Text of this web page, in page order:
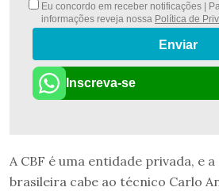
Eu concordo em receber notificações |
informações reveja nossa Política de
Enviar
Inscreva-se
A CBF é uma entidade privada, e
brasileira cabe ao técnico Carlo